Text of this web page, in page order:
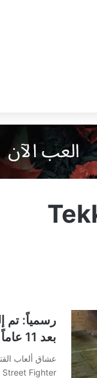
بعد 11 عاماً من الإعلان عنها..